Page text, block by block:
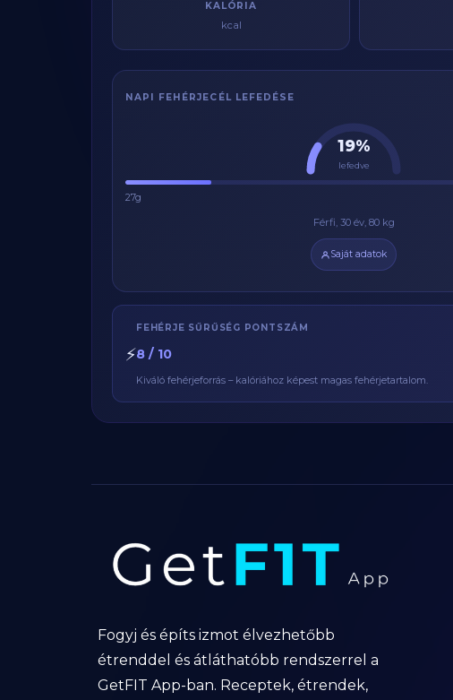
KALÓRIA
kcal
NAPI FEHÉRJECÉL LEFEDÉSE
19%
lefedve
27g
Férfi, 30 év, 80 kg
Saját adatok
⚡
FEHÉRJE SŰRŰSÉG PONTSZÁM
8 / 10
Kiváló fehérjeforrás – kalóriához képest magas fehérjetartalom.
Fogyj és építs izmot élvezhetőbb
étrenddel és átláthatóbb rendszerrel a
GetFIT App-ban. Receptek, étrendek,